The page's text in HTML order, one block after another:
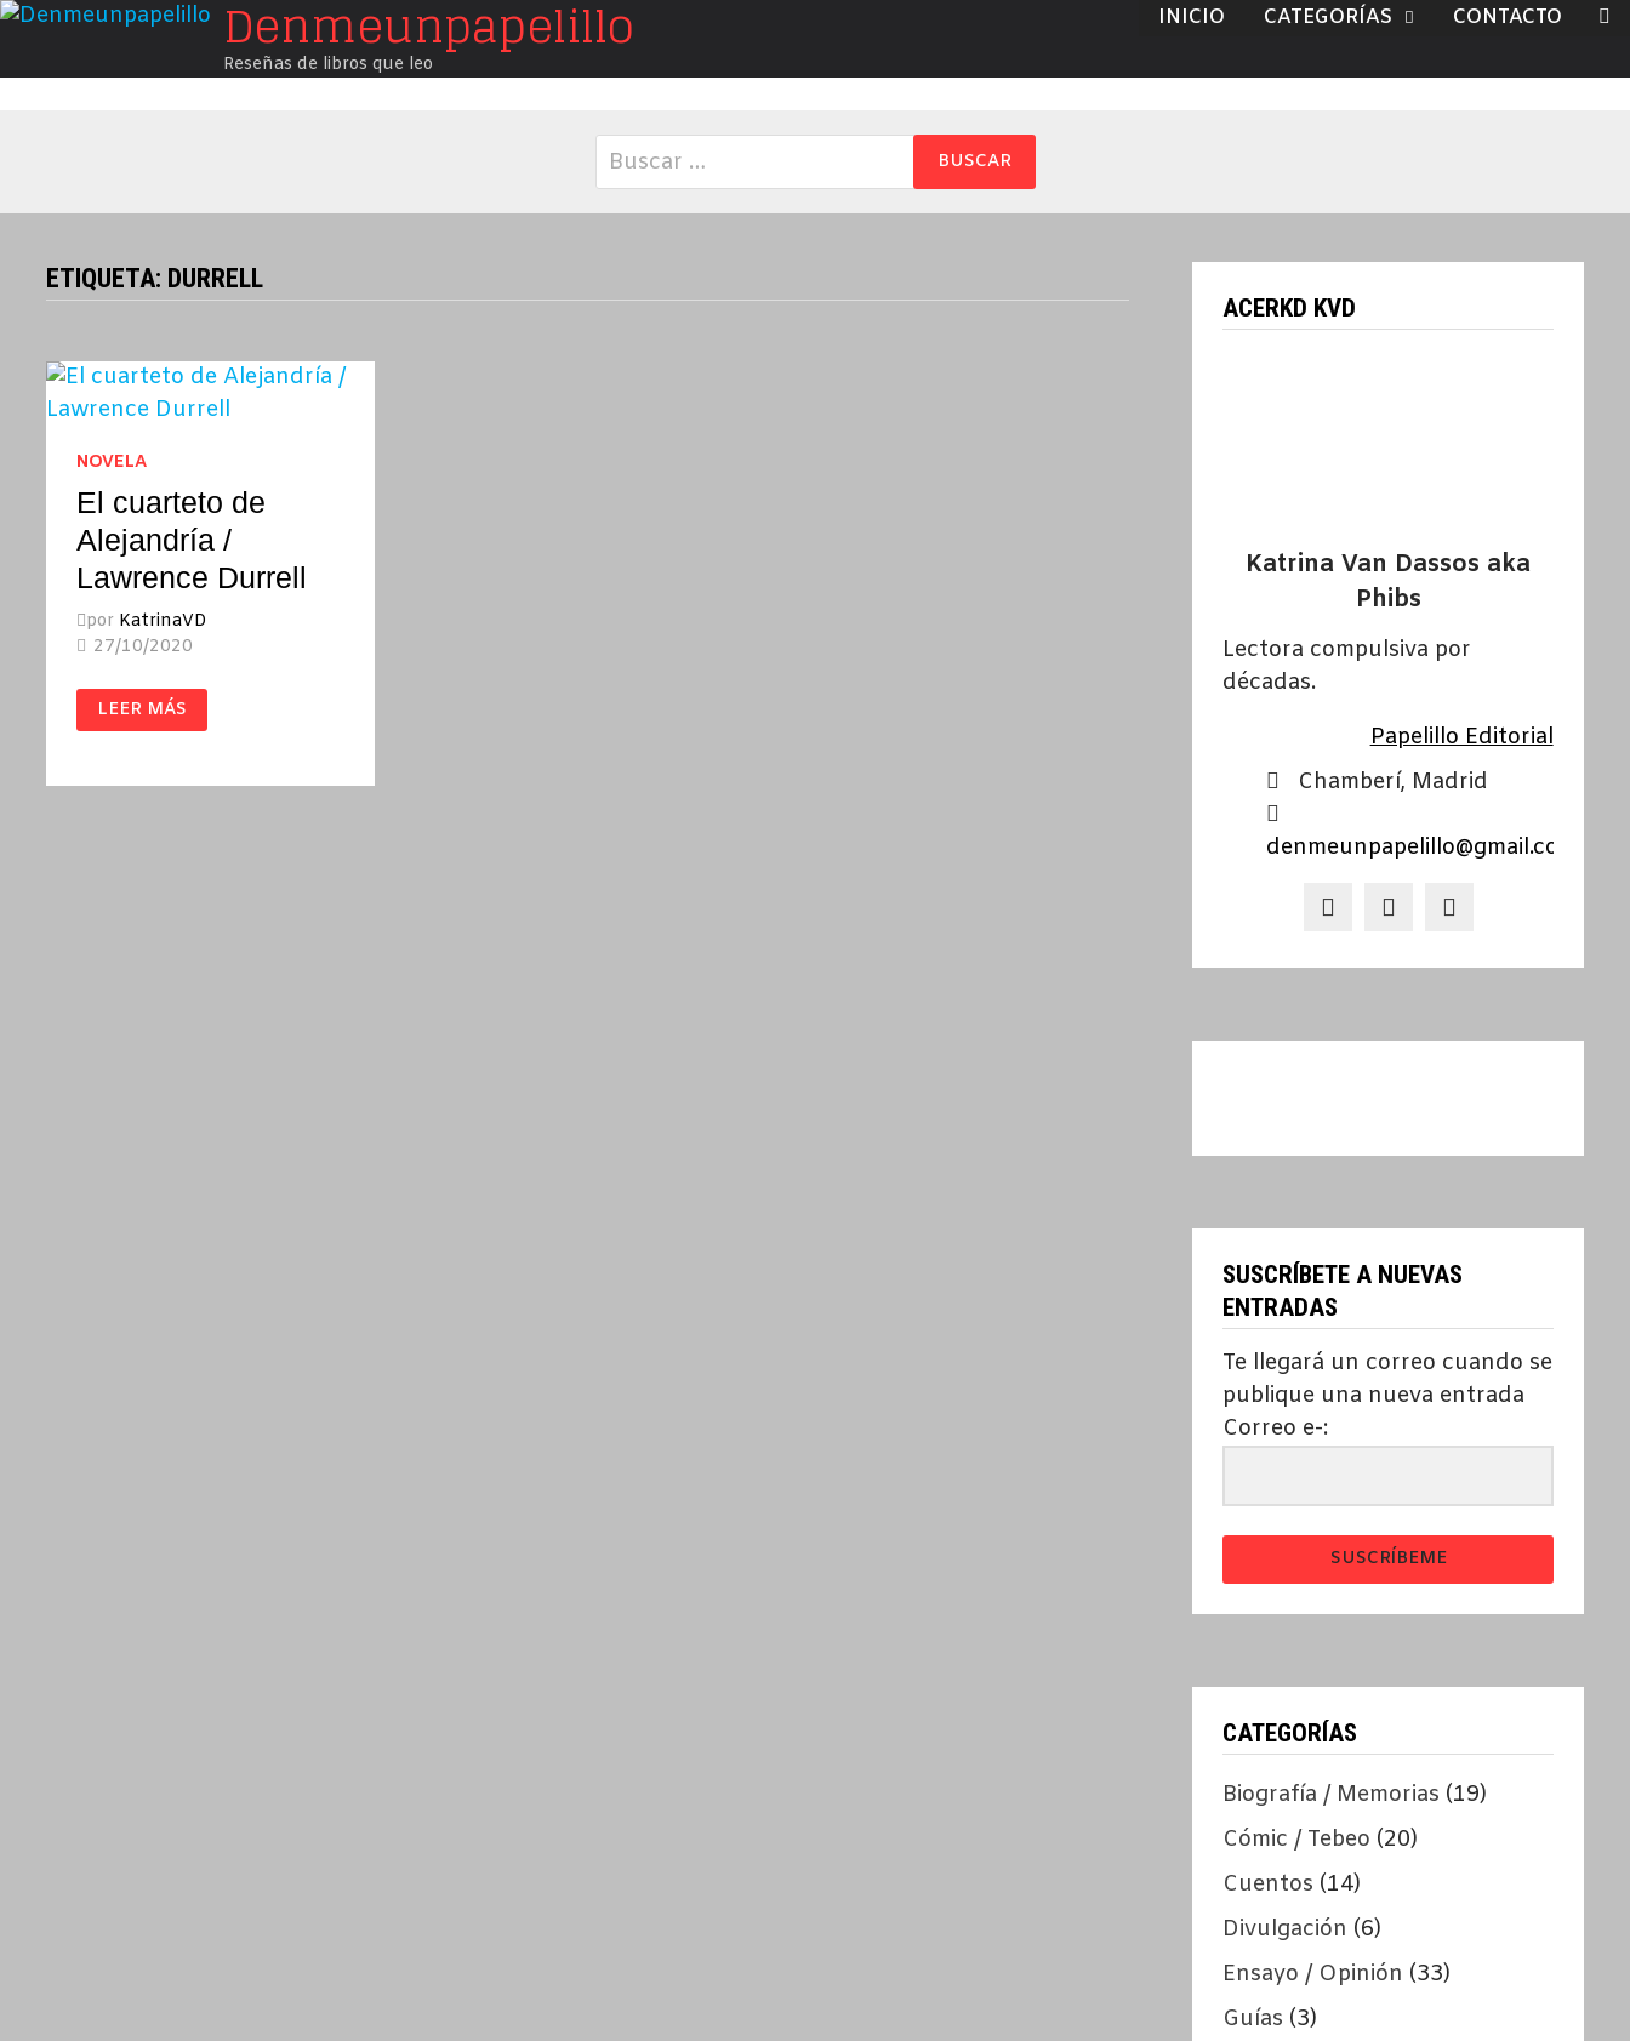
Saltar
contenido
Denmeunpapelillo
Reseñas de libros que leo
INICIO CATEGORÍAS CONTACTO
Buscar:
ETIQUETA: DURRELL
NOVELA
El cuarteto de
Alejandría /
Lawrence Durrell
por KatrinaVD
27/10/2020
EL
CUARTETO
DE
LAWRENCE
LEER MÁS
ACERKD KVD
Katrina Van Dassos aka
Phibs
Lectora compulsiva por
décadas.
Papelillo Editorial
Chamberí, Madrid
denmeunpapelillo@gmail.com
SUSCRÍBETE A NUEVAS
ENTRADAS
Te llegará un correo cuando se
publique una nueva entrada
Correo e-:
SUSCRÍBEME
CATEGORÍAS
Biografía / Memorias (19)
Cómic / Tebeo (20)
Cuentos (14)
Divulgación (6)
Ensayo / Opinión (33)
Guías (3)